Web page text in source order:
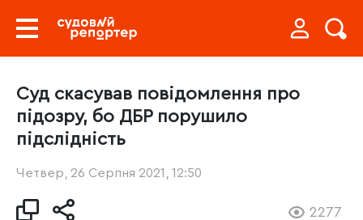
Суд скасував повідомлення про
підозру, бо ДБР порушило
підслідність
Четвер, 26 Серпня 2021, 12:50
2277